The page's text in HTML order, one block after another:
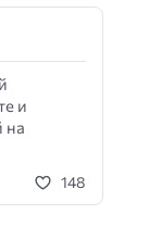
и
на
148